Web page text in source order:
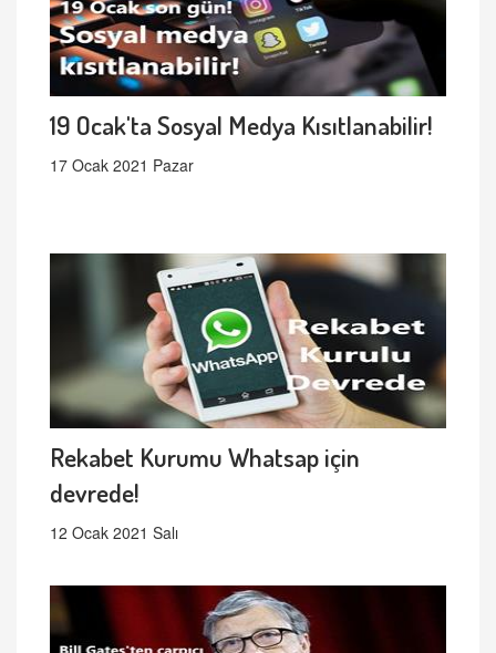
19 Ocak'ta Sosyal Medya Kısıtlanabilir!
17 Ocak 2021 Pazar
Rekabet Kurumu Whatsap için
devrede!
12 Ocak 2021 Salı